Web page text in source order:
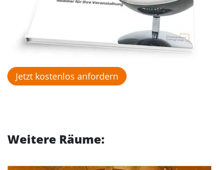
Jetzt kostenlos anfordern
Weitere Räume: